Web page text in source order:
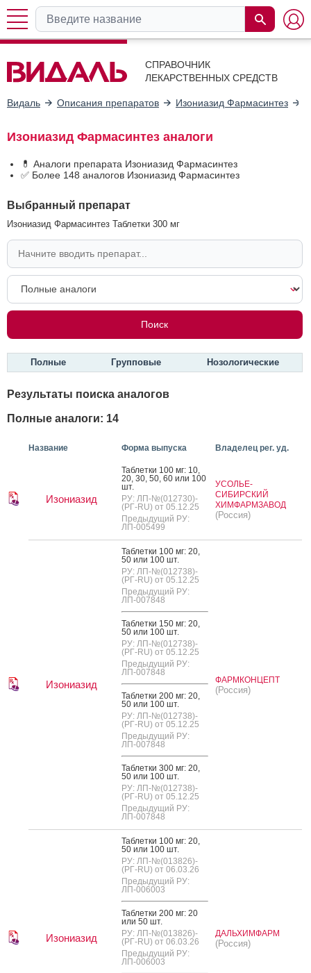
СПРАВОЧНИК
ЛЕКАРСТВЕННЫХ СРЕДСТВ
Видаль Описания препаратов Изониазид Фармасинтез
Изониазид Фармасинтез аналоги
💊 Аналоги препарата Изониазид Фармасинтез
✅ Более 148 аналогов Изониазид Фармасинтез
Выбранный препарат
Изониазид Фармасинтез Таблетки 300 мг
Полные Групповые Нозологические
Результаты поиска аналогов
Полные аналоги: 14
Название Форма выпуска Владелец рег. уд.
Изониазид
Таб­летки 100 мг: 10,
20, 30, 50, 60 или 100
шт.
РУ: ЛП-№(012730)-
(РГ-RU) от 05.12.25
Предыдущий РУ:
ЛП-005499
УСОЛЬЕ-
СИБИРСКИЙ
ХИМФАРМЗАВОД
(Россия)
Изониазид
Таб­летки 100 мг: 20,
50 или 100 шт.
РУ: ЛП-№(012738)-
(РГ-RU) от 05.12.25
Предыдущий РУ:
ЛП-007848
Таб­летки 150 мг: 20,
50 или 100 шт.
РУ: ЛП-№(012738)-
(РГ-RU) от 05.12.25
Предыдущий РУ:
ЛП-007848
Таб­летки 200 мг: 20,
50 или 100 шт.
РУ: ЛП-№(012738)-
(РГ-RU) от 05.12.25
Предыдущий РУ:
ЛП-007848
Таб­летки 300 мг: 20,
50 или 100 шт.
РУ: ЛП-№(012738)-
(РГ-RU) от 05.12.25
Предыдущий РУ:
ЛП-007848
ФАРМКОНЦЕПТ
(Россия)
Изониазид
Таб­летки 100 мг: 20,
50 или 100 шт.
РУ: ЛП-№(013826)-
(РГ-RU) от 06.03.26
Предыдущий РУ:
ЛП-006003
Таб­летки 200 мг: 20
или 50 шт.
РУ: ЛП-№(013826)-
(РГ-RU) от 06.03.26
Предыдущий РУ:
ЛП-006003
ДАЛЬХИМФАРМ
(Россия)